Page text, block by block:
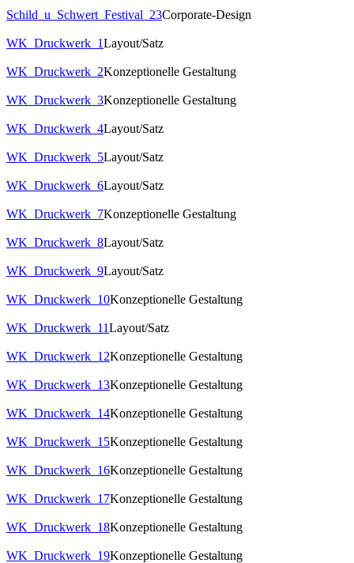
Schild_u_Schwert_Festival_23Corporate-Design
WK_Druckwerk_1Layout/Satz
WK_Druckwerk_2Konzeptionelle Gestaltung
WK_Druckwerk_3Konzeptionelle Gestaltung
WK_Druckwerk_4Layout/Satz
WK_Druckwerk_5Layout/Satz
WK_Druckwerk_6Layout/Satz
WK_Druckwerk_7Konzeptionelle Gestaltung
WK_Druckwerk_8Layout/Satz
WK_Druckwerk_9Layout/Satz
WK_Druckwerk_10Konzeptionelle Gestaltung
WK_Druckwerk_11Layout/Satz
WK_Druckwerk_12Konzeptionelle Gestaltung
WK_Druckwerk_13Konzeptionelle Gestaltung
WK_Druckwerk_14Konzeptionelle Gestaltung
WK_Druckwerk_15Konzeptionelle Gestaltung
WK_Druckwerk_16Konzeptionelle Gestaltung
WK_Druckwerk_17Konzeptionelle Gestaltung
WK_Druckwerk_18Konzeptionelle Gestaltung
WK_Druckwerk_19Konzeptionelle Gestaltung